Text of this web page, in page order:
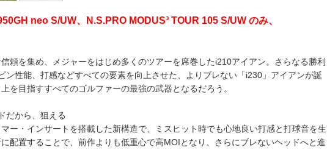
neo S/UW、N.S.PRO MODUS³ TOUR 105 S/UW のみ、
頼を集め、メジャーをはじめ多くのツアーを席巻したi210アイアン。さらなる勝利
ン性能、打感などすべての要素を向上させた、よりブレない「i230」アイアンが誕
を目指すすべてのゴルファーの最強の武器となるだろう。
だから、狙える
ー・インサートを搭載した新構造で、ミスヒット時でも心地良い打感と打球音を生
配置することで、前作よりも低重心で高MOIとなり、さらにブレないヘッドへと進